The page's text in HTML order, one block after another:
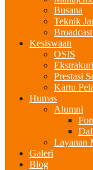
Busana
Teknik
Kesiswaan
OSIS
Prestasi
Kartu
Humas
Alumni
Layanan
Galeri
Blog